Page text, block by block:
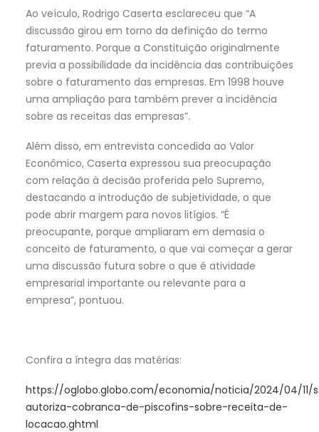
Ao veículo, Rodrigo Caserta esclareceu que “A
discussão girou em torno da definição do termo
faturamento. Porque a Constituição originalmente
previa a possibilidade da incidência das contribuições
sobre o faturamento das empresas. Em 1998 houve
uma ampliação para também prever a incidência
sobre as receitas das empresas”.
Além disso, em entrevista concedida ao Valor
Econômico, Caserta expressou sua preocupação
com relação à decisão proferida pelo Supremo,
destacando a introdução de subjetividade, o que
pode abrir margem para novos litígios. “É
preocupante, porque ampliaram em demasia o
conceito de faturamento, o que vai começar a gerar
uma discussão futura sobre o que é atividade
empresarial importante ou relevante para a
empresa”, pontuou.
Confira a íntegra das matérias:
https://oglobo.globo.com/economia/noticia/2024/04/11/
autoriza-cobranca-de-piscofins-sobre-receita-de-
locacao.ghtml